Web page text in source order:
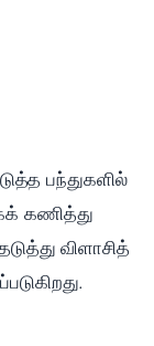
பந்துகளில்
கணித்து
விளாசித்